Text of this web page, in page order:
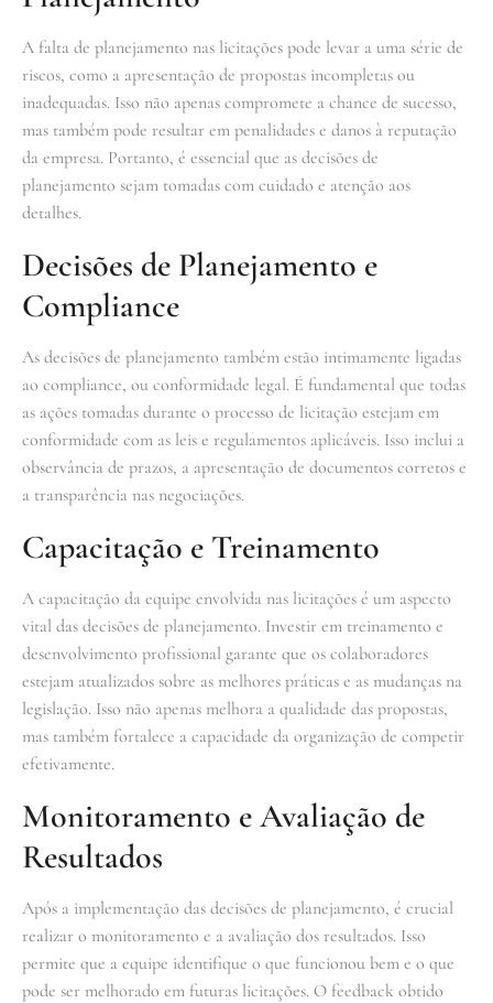
A falta de planejamento nas licitações pode levar a uma série de
riscos, como a apresentação de propostas incompletas ou
inadequadas. Isso não apenas compromete a chance de sucesso,
mas também pode resultar em penalidades e danos à reputação
da empresa. Portanto, é essencial que as decisões de
planejamento sejam tomadas com cuidado e atenção aos
detalhes.
Decisões de Planejamento e
Compliance
As decisões de planejamento também estão intimamente ligadas
ao compliance, ou conformidade legal. É fundamental que todas
as ações tomadas durante o processo de licitação estejam em
conformidade com as leis e regulamentos aplicáveis. Isso inclui a
observância de prazos, a apresentação de documentos corretos e
a transparência nas negociações.
Capacitação e Treinamento
A capacitação da equipe envolvida nas licitações é um aspecto
vital das decisões de planejamento. Investir em treinamento e
desenvolvimento profissional garante que os colaboradores
estejam atualizados sobre as melhores práticas e as mudanças na
legislação. Isso não apenas melhora a qualidade das propostas,
mas também fortalece a capacidade da organização de competir
efetivamente.
Monitoramento e Avaliação de
Resultados
Após a implementação das decisões de planejamento, é crucial
realizar o monitoramento e a avaliação dos resultados. Isso
permite que a equipe identifique o que funcionou bem e o que
pode ser melhorado em futuras licitações. O feedback obtido